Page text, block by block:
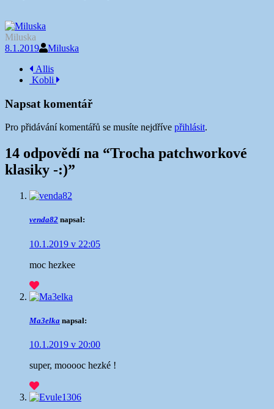
Miluska
8.1.2019
Miluska
Navigace
příspěvku
Allis
Kobli
Napsat komentář
Pro přidávání komentářů se musíte nejdříve přihlásit.
14 odpovědí na “Trocha patchworkové
klasiky -:)”
venda82 napsal:
10.1.2019 v 22:05
moc hezkee
Ma3elka napsal:
10.1.2019 v 20:00
super, mooooc hezké !